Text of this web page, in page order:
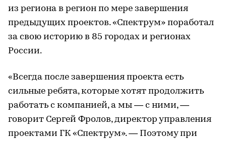
из региона в регион по мере завершения
предыдущих проектов. «Спектрум» поработал
за свою историю в 85 городах и регионах
России.
«Всегда после завершения проекта есть
сильные ребята, которые хотят продолжить
работать с компанией, а мы — с ними, —
говорит Сергей Фролов, директор управления
проектами ГК «Спектрум». — Поэтому при